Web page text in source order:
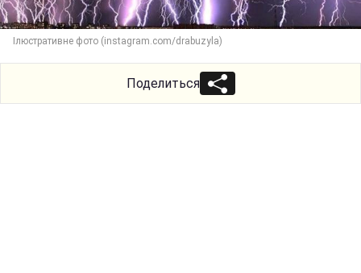
Ілюстративне фото (instagram.com/drabuzyla)
Поделиться